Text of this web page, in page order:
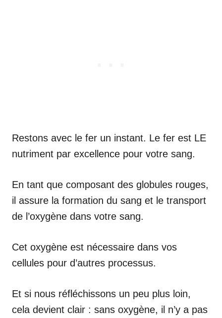
Restons avec le fer un instant. Le fer est LE
nutriment par excellence pour votre sang.
En tant que composant des globules rouges,
il assure la formation du sang et le transport
de l’oxygène dans votre sang.
Cet oxygène est nécessaire dans vos
cellules pour d’autres processus.
Et si nous réfléchissons un peu plus loin,
cela devient clair : sans oxygène, il n’y a pas